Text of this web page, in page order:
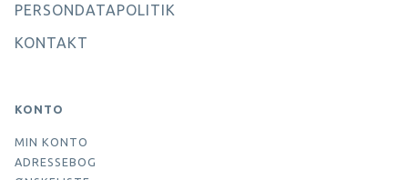
PERSONDATAPOLITIK
KONTAKT
KONTO
MIN KONTO
ADRESSEBOG